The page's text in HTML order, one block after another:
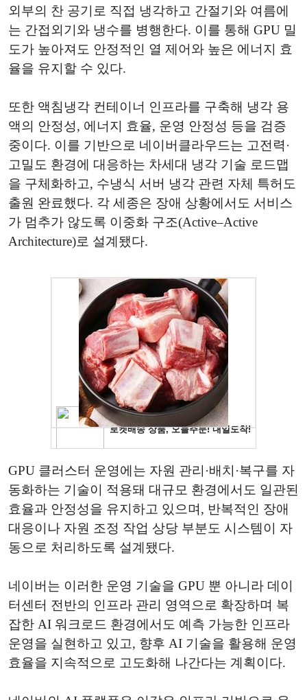
외부의 찬 공기로 직접 냉각하고 간절기와 여름에
는 간접외기와 냉수를 병행한다. 이를 통해 GPU 밀
도가 높아져도 안정적인 열 제어와 높은 에너지 효
율을 유지할 수 있다.
또한 액침냉각 컨테이너 인프라를 구축해 냉각 용
액의 안정성, 에너지 효율, 운영 안정성 등을 검증
중이다. 이를 기반으로 네이버클라우드는 고전력·
고밀도 환경에 대응하는 차세대 냉각 기술 로드맵
을 구체화하고, 수냉식 서버 냉각 관련 자체 특허도
출원 완료했다. 각 세종은 장애 상황에서도 서비스
가 멈추가 않도록 이중화 구조(Active–Active
Architecture)로 설계됐다.
GPU 클러스터 운영에는 자원 관리·배치·복구를 자
동화하는 기술이 적용돼 대규모 환경에서도 일관된
효율과 안정성을 유지하고 있으며, 반복적인 장애
대응이나 자원 조정 작업 상당 부분도 시스템이 자
동으로 처리하도록 설계됐다.
네이버는 이러한 운영 기술을 GPU 뿐 아니라 데이
터센터 전반의 인프라 관리 영역으로 확장하며 복
잡한 AI 워크로드 환경에서도 예측 가능한 인프라
운영을 실현하고 있고, 향후 AI 기술을 활용해 운영
효율을 지속적으로 고도화해 나간다는 계획이다.